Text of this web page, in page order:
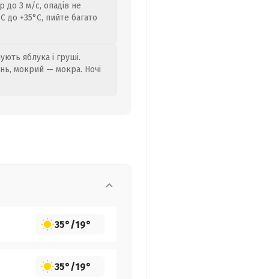
до 3 м/с, опадів не
до +35°C, пийте багато
яблука і груші.
мокрий — мокра. Ночі
35°/19°
35°/19°